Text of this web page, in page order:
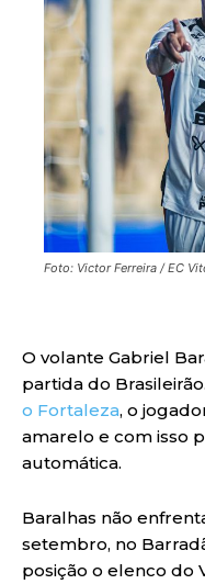
Foto: Victor Ferreira / EC
O volante Gabriel
partida do
o Fortaleza, o
amarelo e com isso
automática.
Baralhas não
setembro, no
posição o elenco do